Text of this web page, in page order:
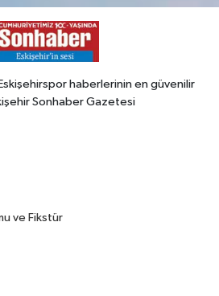
haberlerinin en güvenilir
Sonhaber Gazetesi
ve Fikstür